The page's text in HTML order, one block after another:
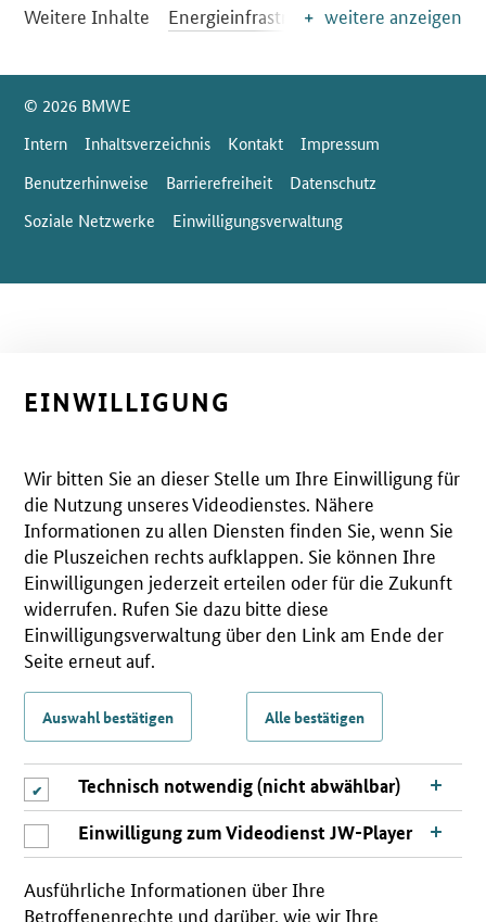
Weitere Inhalte Energieinfrastrukturweitere anzeigen
SrOnlyServicemenü
© 2026 BMWE
Intern
Inhaltsverzeichnis Kontakt
Impressum
Benutzerhinweise
Barrierefreiheit
Datenschutz
Soziale Netzwerke
Einwilligungsverwaltung
EINWILLIGUNG
Wir bitten Sie an dieser Stelle um Ihre Einwilligung für
die Nutzung unseres Videodienstes. Nähere
Informationen zu allen Diensten finden Sie, wenn Sie
die Pluszeichen rechts aufklappen. Sie können Ihre
Einwilligungen jederzeit erteilen oder für die Zukunft
widerrufen. Rufen Sie dazu bitte diese
Einwilligungsverwaltung über den Link am Ende der
Seite erneut auf.
Auswahl bestätigen Alle bestätigen
Technisch notwendig (nicht abwählbar)
Einwilligung zum Videodienst JW-Player
Ausführliche Informationen über Ihre
Betroffenenrechte und darüber, wie wir Ihre